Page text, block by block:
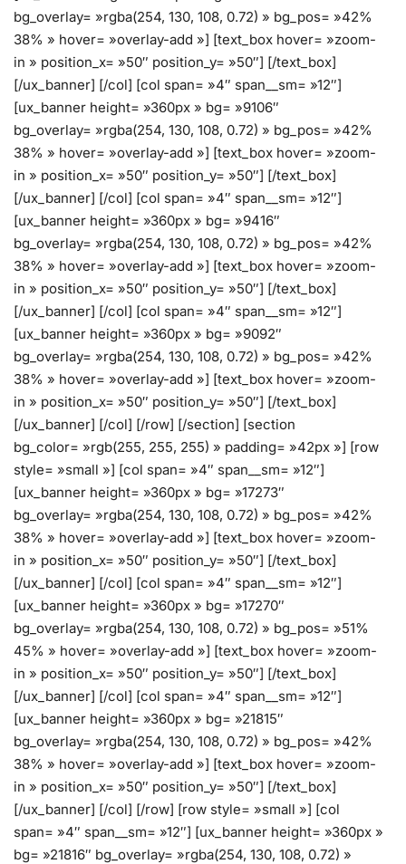
bg_overlay= »rgba(254, 130, 108, 0.72) » bg_pos= »42%
38% » hover= »overlay-add »] [text_box hover= »zoom-
in » position_x= »50″ position_y= »50″] [/text_box]
[/ux_banner] [/col] [col span= »4″ span__sm= »12″]
[ux_banner height= »360px » bg= »9106″
bg_overlay= »rgba(254, 130, 108, 0.72) » bg_pos= »42%
38% » hover= »overlay-add »] [text_box hover= »zoom-
in » position_x= »50″ position_y= »50″] [/text_box]
[/ux_banner] [/col] [col span= »4″ span__sm= »12″]
[ux_banner height= »360px » bg= »9416″
bg_overlay= »rgba(254, 130, 108, 0.72) » bg_pos= »42%
38% » hover= »overlay-add »] [text_box hover= »zoom-
in » position_x= »50″ position_y= »50″] [/text_box]
[/ux_banner] [/col] [col span= »4″ span__sm= »12″]
[ux_banner height= »360px » bg= »9092″
bg_overlay= »rgba(254, 130, 108, 0.72) » bg_pos= »42%
38% » hover= »overlay-add »] [text_box hover= »zoom-
in » position_x= »50″ position_y= »50″] [/text_box]
[/ux_banner] [/col] [/row] [/section] [section
bg_color= »rgb(255, 255, 255) » padding= »42px »] [row
style= »small »] [col span= »4″ span__sm= »12″]
[ux_banner height= »360px » bg= »17273″
bg_overlay= »rgba(254, 130, 108, 0.72) » bg_pos= »42%
38% » hover= »overlay-add »] [text_box hover= »zoom-
in » position_x= »50″ position_y= »50″] [/text_box]
[/ux_banner] [/col] [col span= »4″ span__sm= »12″]
[ux_banner height= »360px » bg= »17270″
bg_overlay= »rgba(254, 130, 108, 0.72) » bg_pos= »51%
45% » hover= »overlay-add »] [text_box hover= »zoom-
in » position_x= »50″ position_y= »50″] [/text_box]
[/ux_banner] [/col] [col span= »4″ span__sm= »12″]
[ux_banner height= »360px » bg= »21815″
bg_overlay= »rgba(254, 130, 108, 0.72) » bg_pos= »42%
38% » hover= »overlay-add »] [text_box hover= »zoom-
in » position_x= »50″ position_y= »50″] [/text_box]
[/ux_banner] [/col] [/row] [row style= »small »] [col
span= »4″ span__sm= »12″] [ux_banner height= »360px »
bg= »21816″ bg_overlay= »rgba(254, 130, 108, 0.72) »